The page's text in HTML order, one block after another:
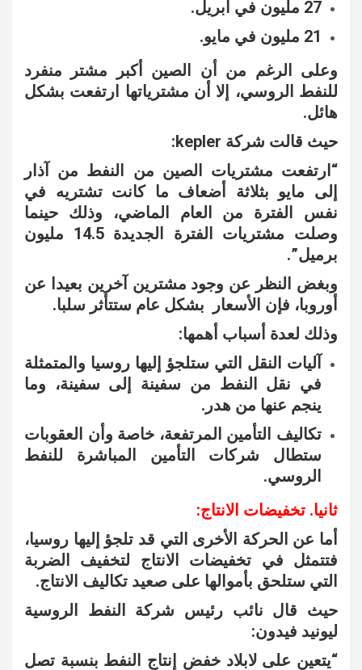
27 مليون في ابريل.
21 مليون في مايو.
وعلى الرغم من أن الصين أكبر مشتر منفرد
للنفط الروسي، إلا أن مشترياتها ارتفعت بشكل
هائل.
حيث قالت شركة kepler:
“ارتفعت مشتريات الصين من النفط من آذار
إلى مايو بثلاثة أضعاف ما كانت تشتريه في
نفس الفترة من العام الماضي، وذلك حينما
وصلت مشتريات الفترة الجديدة 14.5 مليون
برميل”.
وبغض النظر عن وجود مشترين آخرين بعيدا عن
أوروبا، فإن الأسعار بشكل عام ستتأثر سلبا.
وذلك لعدة أسباب أهمها:
آليات النقل التي ستلجؤ إليها روسيا والمتمثلة
في نقل النفط من سفينة إلى سفينة، وما
ينجم عنها من هدر.
تكاليف التأمين المرتفعة، خاصة وأن العقوبات
ستطال شركات التأمين المباشرة للنفط
الروسي.
ثانيا. تخفيضات الانتاج:
أما عن الحركة الأخرى التي قد تلجؤ إليها روسيا،
فتتمثل في تخفيضات الانتاج لتخفيف الضربة
التي ستلحق بأموالها على صعيد تكاليف الانتاج.
حيث قال نائب رئيس شركة النفط الروسية
ليونيد فيدون:
“يتعين على لابلاد خفض إنتاج النفط بنسبة تصل